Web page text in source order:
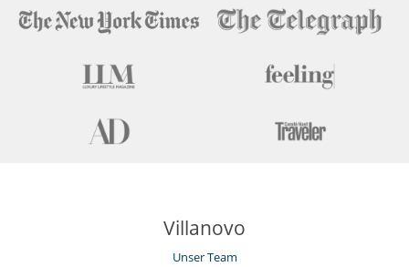
Villanovo
Unser Team